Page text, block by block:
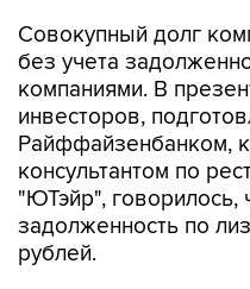
Совокупный долг
без учета
компаниями. В
инвесторов,
Райффайзенбанком,
консультантом по
"ЮТэйр", говорилось,
задолженность по
рублей.